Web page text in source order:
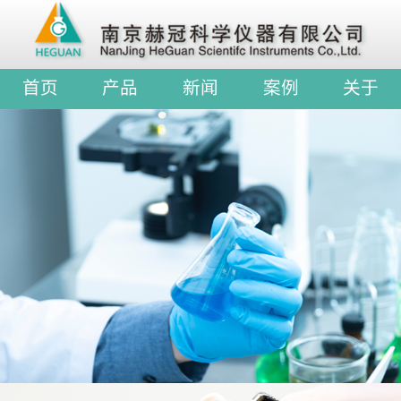
首页 产品 新闻 案例 关于